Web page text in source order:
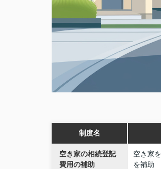
制度名
空き家の相続登記
費用の補助
空き家
を補助